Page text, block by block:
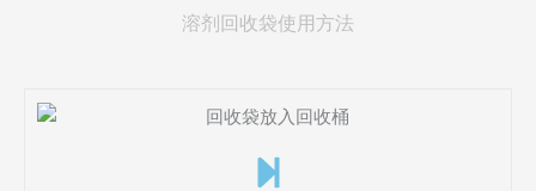
溶剂回收袋使用方法